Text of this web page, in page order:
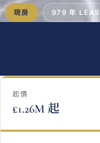
現房 979 年
起價
£1.26M 起